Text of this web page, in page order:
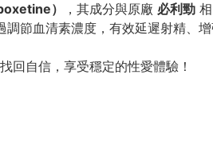
） ，其成分與原廠 必利勁 相
調節血清素濃度，有效延遲射精、
回自信，享受穩定的性愛體驗！